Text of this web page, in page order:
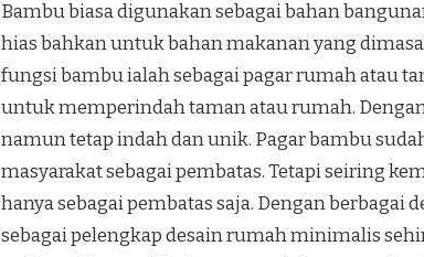
Bambu biasa digunakan sebagai bahan
hias bahkan untuk bahan makanan yang
fungsi bambu ialah sebagai pagar rumah atau
untuk memperindah taman atau rumah.
namun tetap indah dan unik. Pagar bambu
masyarakat sebagai pembatas. Tetapi seiring
hanya sebagai pembatas saja. Dengan berbagai
sebagai pelengkap desain rumah minimalis